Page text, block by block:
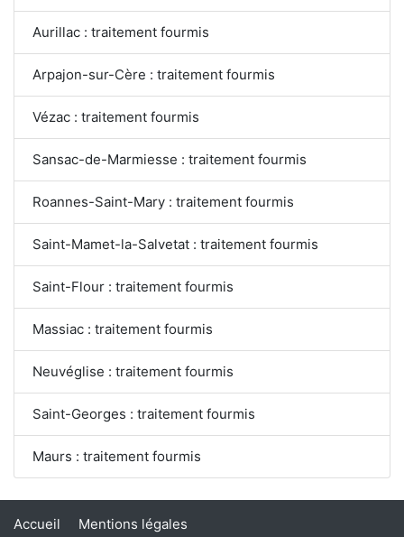
Aurillac : traitement fourmis
Arpajon-sur-Cère : traitement fourmis
Vézac : traitement fourmis
Sansac-de-Marmiesse : traitement fourmis
Roannes-Saint-Mary : traitement fourmis
Saint-Mamet-la-Salvetat : traitement fourmis
Saint-Flour : traitement fourmis
Massiac : traitement fourmis
Neuvéglise : traitement fourmis
Saint-Georges : traitement fourmis
Maurs : traitement fourmis
Accueil Mentions légales